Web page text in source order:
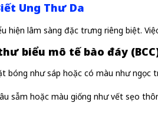
Ung Thư Da
hiện lâm sàng đặc trưng riêng biệt.
biểu mô tế bào đáy
bóng như sáp hoặc có màu như ngọc
sẫm hoặc màu giống như vết sẹo